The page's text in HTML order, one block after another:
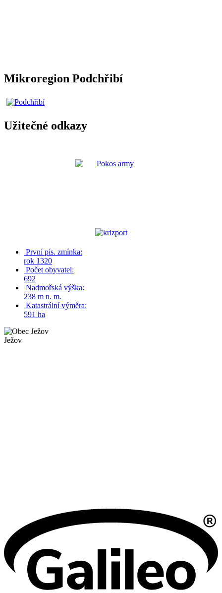
Mikroregion Podchřibí
Užitečné odkazy
První pís. zmínka:
rok 1320
Počet obyvatel:
692
Nadmořská výška:
238 m n. m.
Katastrální výměra:
591 ha
Ježov